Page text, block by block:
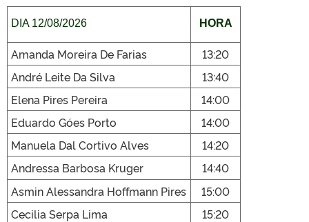
DIA 12/08/2026 HORA
Amanda Moreira De Farias
13:20
André Leite Da Silva
13:40
Elena Pires Pereira
14:00
Eduardo Góes Porto
14:00
Manuela Dal Cortivo Alves
14:20
Andressa Barbosa Kruger
14:40
Asmin Alessandra Hoffmann Pires
15:00
Cecilia Serpa Lima
15:20